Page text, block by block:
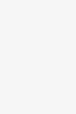
生距离
获得许